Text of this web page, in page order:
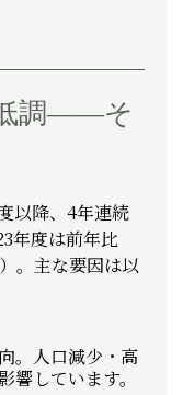
調――そ
以降、4年連続
年度は前年比
。主な要因は以
。人口減少・高
しています。